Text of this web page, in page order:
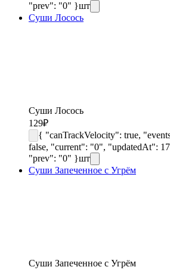
"prev": "0" }шт
Суши Лосось
Суши Лосось
129₽
{ "canTrackVelocity": true,
false, "current": "0", "updatedAt":
"prev": "0" }шт
Суши Запеченное с Угрём
Суши Запеченное с Угрём